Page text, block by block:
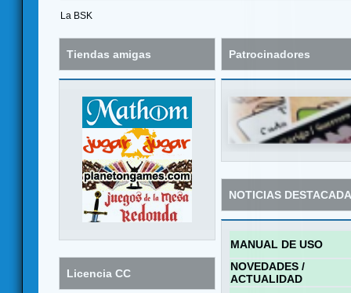
La BSK
Tiendas amigas
Licencia CC
Patrocinadores
NOTICIAS
MANUAL DE USO
NOVEDADES /
ACTUALIDAD